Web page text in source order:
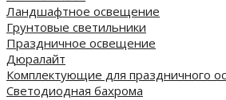
Ландшафтное освещение
Грунтовые светильники
Праздничное освещение
Дюралайт
Комплектующие для праздничного
Светодиодная бахрома